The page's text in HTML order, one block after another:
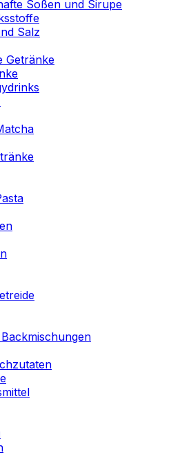
Soßen und Sirupe
Salz
Getränke